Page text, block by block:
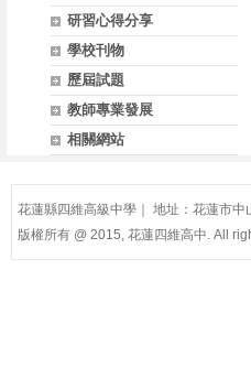
研習心得分享
學校刊物
歷屆試題
教師專業發展
相關網站
花蓮縣四維高級中學｜ 地址：花蓮市
版權所有 @ 2015, 花蓮四維高中. All